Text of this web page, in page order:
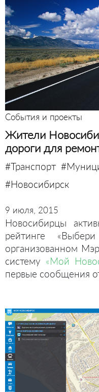
События и проекты
Жители
дороги для
#Транспорт
#Новосибирск
9 июля, 2015
Новосибирцы
рейтинге
организованном
систему «Мой
первые сообщения